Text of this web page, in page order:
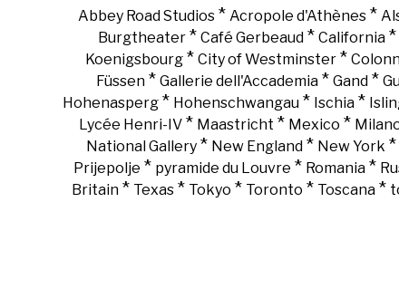
Abbey Road Studios* Acropole d'Athènes*
Burgtheater* Café Gerbeaud* California*
Koenigsbourg * City of Westminster *
Füssen * Gallerie dell'Accademia * Gand *
Hohenasperg* Hohenschwangau* Ischia*
Lycée Henri-IV * Maastricht * Mexico *
National Gallery* New England* New York *
Prijepolje * pyramide du Louvre * Romania *
Britain* Texas* Tokyo * Toronto * Toscana*